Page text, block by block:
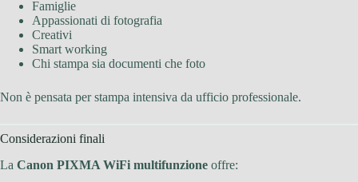
Famiglie
Appassionati di fotografia
Creativi
Smart working
Chi stampa sia documenti che foto
Non è pensata per stampa intensiva da ufficio professionale.
Considerazioni finali
La Canon PIXMA WiFi multifunzione offre: